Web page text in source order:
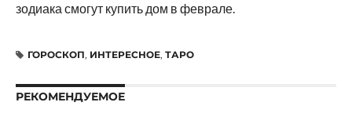
зодиака смогут купить дом в феврале.
ГОРОСКОП, ИНТЕРЕСНОЕ, ТАРО
РЕКОМЕНДУЕМОЕ